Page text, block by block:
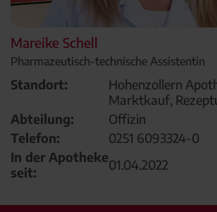
Mareike Schell
Pharmazeutisch-technische Assistentin
Standort:
Hohenzollern
Marktkauf,
Abteilung:
Offizin
Telefon:
0251 6093324-0
In der Apotheke
seit:
01.04.2022